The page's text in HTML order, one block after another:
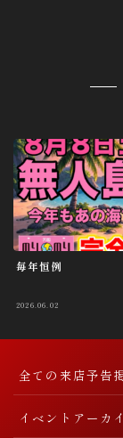
毎年恒例
2026.06.02
全ての来店予告
イベントアーカ